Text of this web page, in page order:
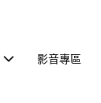
影音專區